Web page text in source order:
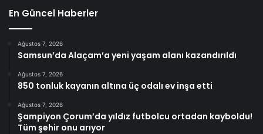
En Güncel Haberler
Ağustos 7, 2026
Samsun’da Alaçam’a yeni yaşam alanı kazandırıldı
Ağustos 7, 2026
850 tonluk kayanın altına üç odalı ev inşa etti
Ağustos 7, 2026
Şampiyon Çorum’da yıldız futbolcu ortadan kayboldu!
Tüm şehir onu arıyor